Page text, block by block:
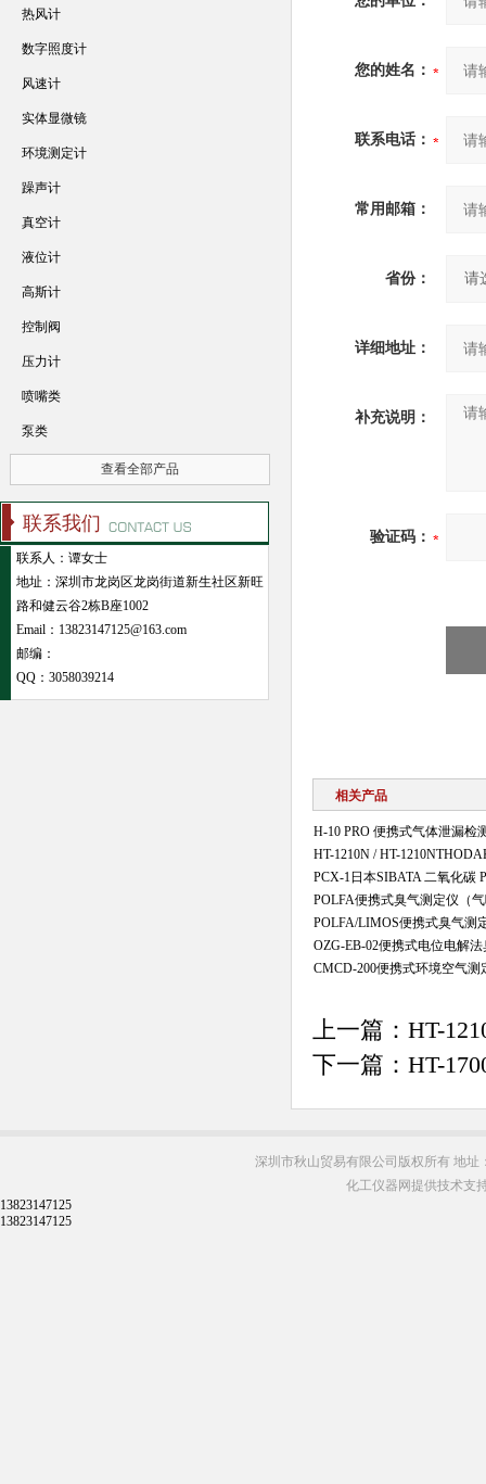
您的姓名：
联系电话：
常用邮箱：
省份：
详细地址：
补充说明：
验证码：
相关产品
H-10 PRO 便携式气体泄漏检
HT-1210N / HT-
PCX-1日本SIBATA 二氧化碳
POLFA便携式臭气测定仪（
POLFA/LIMOS便携式臭气测
OZG-EB-02便携式电位电解
CMCD-200便携式环境空气测
上一篇： HT-
下一篇： HT-
热风计
数字照度计
风速计
实体显微镜
环境测定计
躁声计
真空计
液位计
高斯计
控制阀
压力计
喷嘴类
泵类
查看全部产品
联系我们
联系人：谭女士
地址：深圳市龙岗区龙岗街道新生社区新旺
路和健云谷2栋B座1002
Email：13823147125@163.com
邮编：
QQ： 3058039214
深圳市秋山贸易有限公司版权所有 地址
化工仪器网提供技术支
13823147125
13823147125